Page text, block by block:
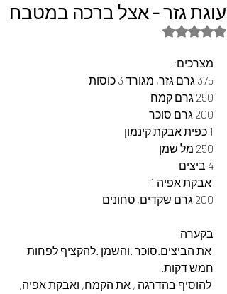
עוגת גזר - אצל ברכה במטבח
דירוג של NaN מתוך 5 כוכבים
מצרכים:
375 גרם גזר, מגורד 3 כוסות
250 גרם קמח
200 גרם סוכר
1 כפית אבקת קינמון
250 מל שמן
4 ביצים
200 גרם שקדים, טחונים
בקערה
את הביצים.סוכר .והשמן .להקציף לפחות
חמש דקות.
להוסיף בהדרגה , את הקמח, ואבקת אפיה,